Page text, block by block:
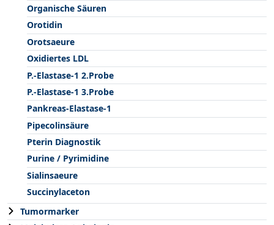
Organische Säuren
Orotidin
Orotsaeure
Oxidiertes LDL
P.-Elastase-1 2.Probe
P.-Elastase-1 3.Probe
Pankreas-Elastase-1
Pipecolinsäure
Pterin Diagnostik
Purine / Pyrimidine
Sialinsaeure
Succinylaceton
Tumormarker